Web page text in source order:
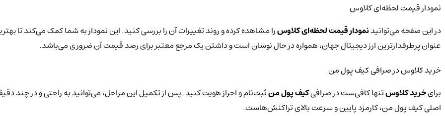
نمودار قیمت لحظه‌ای کلاوس
در این صفحه می‌توانیدنمودار قیمت لحظه‌ای کلاوسرا مشاهده کرده و روند تغییرات آن را بررسی کنید. این نمودار به شما کمک می‌کند تا
عنوان پرطرفدارترین ارز دیجیتال جهان، همواره در حال نوسان است و داشتن یک مرجع معتبر برای رصد قیمت آن ضروری می‌باشد.
خرید کلاوس در صرافی کیف پول من
برایخرید کلاوستنها کافی‌ست در صرافیکیف پول منثبت‌نام و احراز هویت کنید. پس از تکمیل این مراحل، می‌توانید به راحتی و در چند
اصلی کیف پول من، کارمزد پایین و سرعت بالای تراکنش‌هاست.